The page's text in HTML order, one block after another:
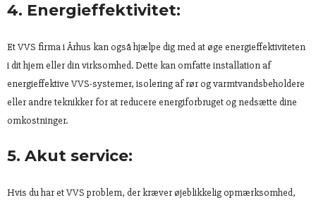
4. Energieffektivitet:
Et VVS firma i Århus kan også hjælpe dig med at øge energieffektiviteten
i dit hjem eller din virksomhed. Dette kan omfatte installation af
energieffektive VVS-systemer, isolering af rør og varmtvandsbeholdere
eller andre teknikker for at reducere energiforbruget og nedsætte dine
omkostninger.
5. Akut service:
Hvis du har et VVS problem, der kræver øjeblikkelig opmærksomhed,